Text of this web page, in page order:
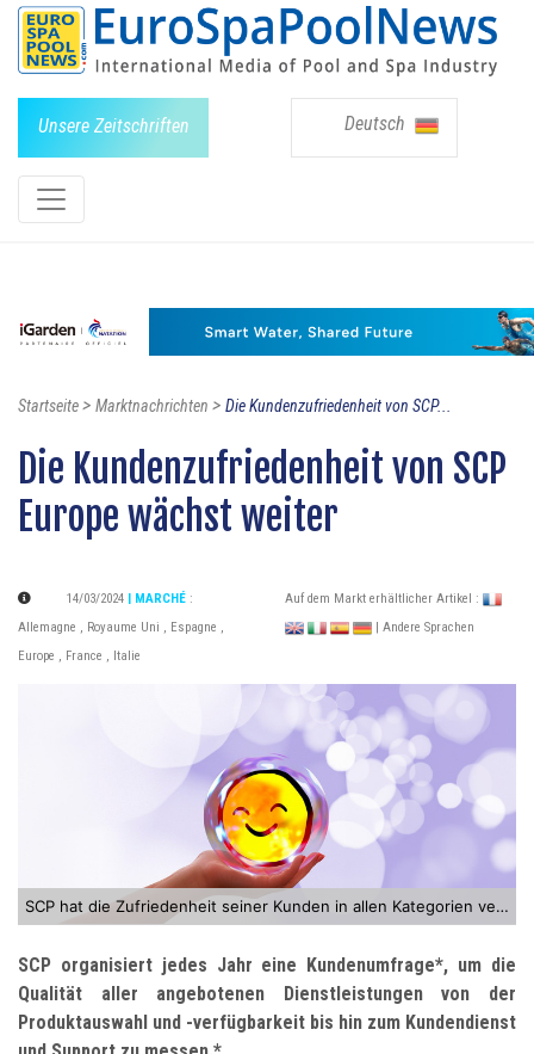
Unsere Zeitschriften Deutsch
Startseite> Marktnachrichten > Die Kundenzufriedenheit von SCP...
Die Kundenzufriedenheit von SCP
Europe wächst weiter
14/03/2024 | MARCHÉ :
Allemagne , Royaume Uni , Espagne ,
Europe , France , Italie
Auf dem Markt erhältlicher Artikel :
| Andere Sprachen
SCP hat die Zufriedenheit seiner Kunden in allen Kategorien verbessert.
SCP organisiert jedes Jahr eine Kundenumfrage*, um die
Qualität aller angebotenen Dienstleistungen von der
Produktauswahl und -verfügbarkeit bis hin zum Kundendienst